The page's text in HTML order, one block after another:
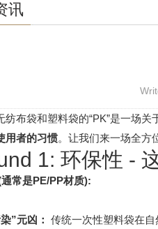
讯
纺布袋和塑料袋的“PK”是一场关
用者的习惯。让我们来一场全方
1: 环保性 -
常是PE/PP材质):
”元凶： 传统一次性塑料袋在